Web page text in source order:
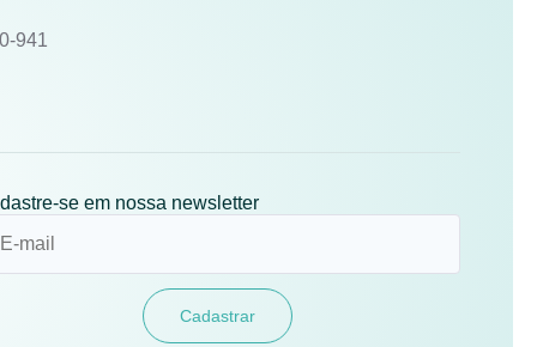
941
se em nossa newsletter
Cadastrar